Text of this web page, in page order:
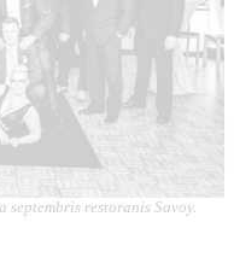
restoranis Savoy.